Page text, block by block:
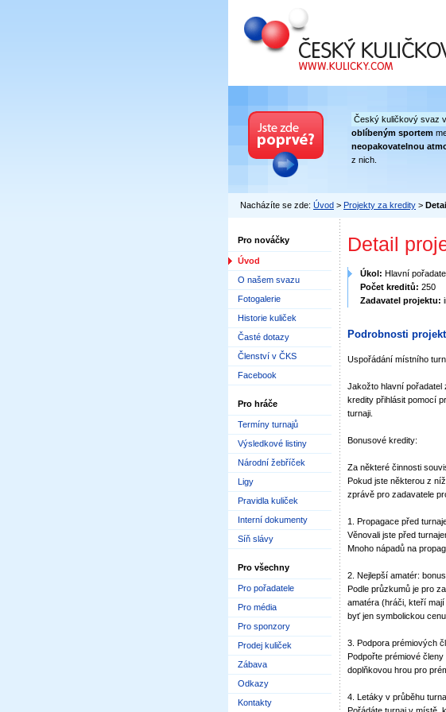
Český kuličkový svaz
Český kuličkový svaz
oblíbeným sportem
neopakovatelnou
z nich.
Nacházíte se zde: Úvod > Projekty za kredity >
Pro nováčky
Úvod
O našem svazu
Fotogalerie
Historie kuliček
Časté dotazy
Členství v ČKS
Facebook
Pro hráče
Termíny turnajů
Výsledkové listiny
Národní žebříček
Ligy
Pravidla kuliček
Interní dokumenty
Síň slávy
Pro všechny
Pro pořadatele
Pro média
Pro sponzory
Prodej kuliček
Zábava
Odkazy
Kontakty
Detail
Úkol: Hlavní
Počet kreditů: 250
Zadavatel projektu:
Podrobnosti
Uspořádání místního
Jakožto hlavní pořadatel
kredity přihlásit pomocí
turnaji.
Bonusové kredity:
Za některé činnosti
Pokud jste některou z
zprávě pro zadavatele
1. Propagace před
Věnovali jste před
Mnoho nápadů na
2. Nejlepší amatér:
Podle průzkumů je pro
amatéra (hráči, kteří
byť jen symbolickou
3. Podpora prémiových
Podpořte prémiové
doplňkovou hrou pro
4. Letáky v průběhu